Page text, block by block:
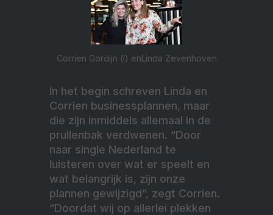
Corrien Gordijn (l) enLinda Zevenhoven
In het begin schreven Linda en
Corrien businessplannen, maar
die zijn inmiddels allemaal in de
prullenbak verdwenen. “Door
naar single Nederland te
luisteren over wat er speelt en
wat belangrijk is, zijn onze
plannen gewijzigd”, zegt Corrien.
“Doordat wij op allerlei plekken